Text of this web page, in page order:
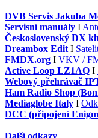
DVB Servis Jakuba
Servisní manuály I
Československý DX
Dreambox Edit I
FMDX.org I VKV /
Active Loop LZ1AQ I
Webový přehrávač
Ham Radio Shop
Mediaglobe Italy I
DCC (připojení
Další odkazy